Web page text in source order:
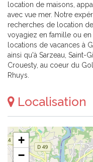
location de maisons,
avec vue mer. Notre
recherches de location
voyagiez en famille ou
locations de vacances à
ainsi qu'à Sarzeau, Saint-
Crouesty, au coeur du
Rhuys.
Localisation
+
−